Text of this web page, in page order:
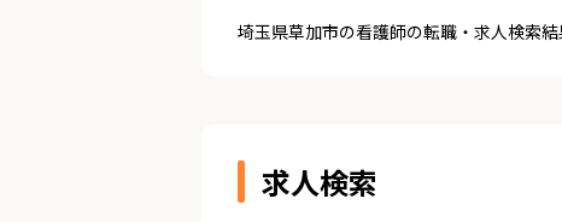
埼玉県草加市の看護師の転職・求人検索
求人検索